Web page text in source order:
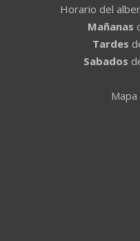
Horario del
Mañanas
Tardes
Sabados